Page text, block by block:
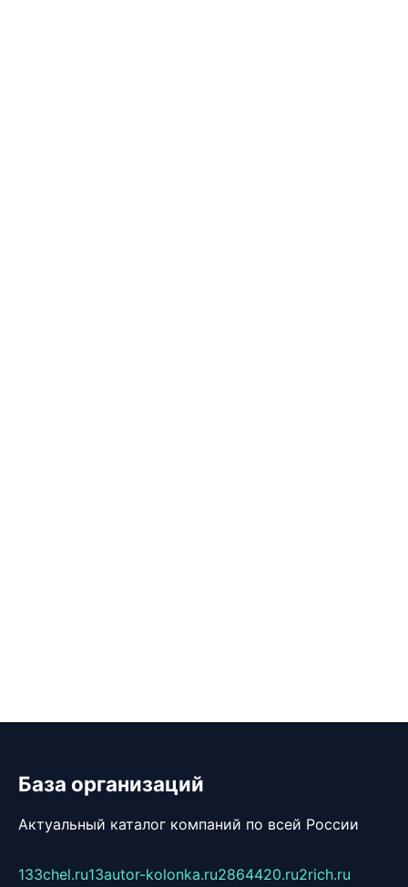
База организаций
Актуальный каталог компаний по всей России
133chel.ru13autor-kolonka.ru2864420.ru2rich.ru